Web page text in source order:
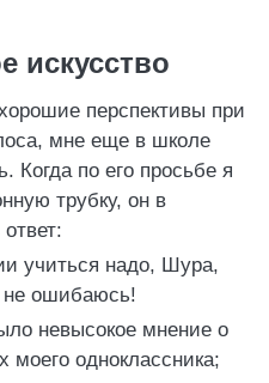
искусство
перспективы при
мне еще в школе
Когда по его просьбе я
трубку, он в
учиться надо, Шура,
не ошибаюсь!
невысокое мнение о
моего одноклассника;